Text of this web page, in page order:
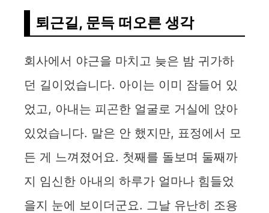
퇴근길, 문득 떠오른 생각
회사에서 야근을 마치고 늦은 밤 귀가하
던 길이었습니다. 아이는 이미 잠들어 있
었고, 아내는 피곤한 얼굴로 거실에 앉아
있었습니다. 말은 안 했지만, 표정에서 모
든 게 느껴졌어요. 첫째를 돌보며 둘째까
지 임신한 아내의 하루가 얼마나 힘들었
을지 눈에 보이더군요. 그날 유난히 조용